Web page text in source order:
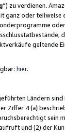
”) zu verdienen.
ganz oder
geltende
hier.
Ländern
Ziffer 4 (a)
sein
und (2) der